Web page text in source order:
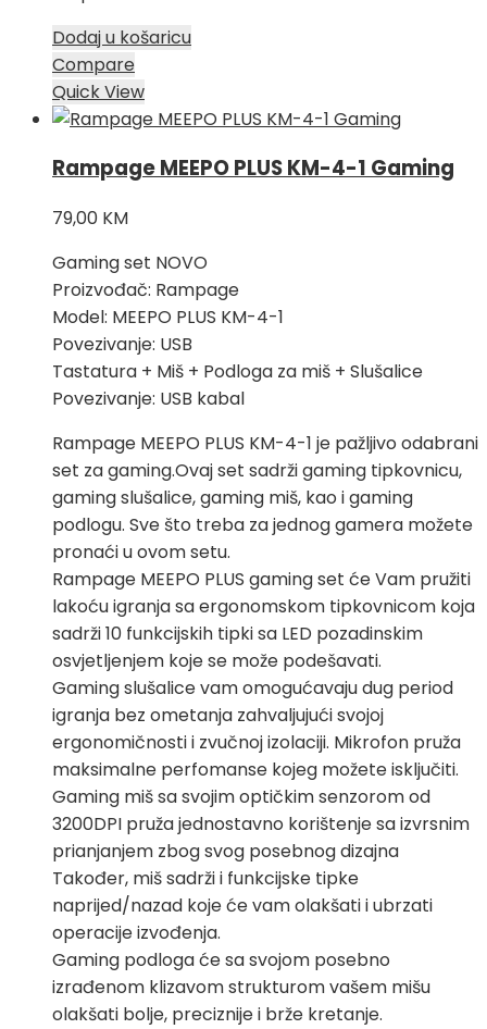
Dodaj u košaricu
Compare
Quick View
Rampage MEEPO PLUS KM-4-1 Gaming
79,00 KM
Gaming set NOVO
Proizvođač: Rampage
Model: MEEPO PLUS KM-4-1
Povezivanje: USB
Tastatura + Miš + Podloga za miš + Slušalice
Povezivanje: USB kabal
Rampage MEEPO PLUS KM-4-1 je pažljivo odabrani
set za gaming.Ovaj set sadrži gaming tipkovnicu,
gaming slušalice, gaming miš, kao i gaming
podlogu. Sve što treba za jednog gamera možete
pronaći u ovom setu.
Rampage MEEPO PLUS gaming set će Vam pružiti
lakoću igranja sa ergonomskom tipkovnicom koja
sadrži 10 funkcijskih tipki sa LED pozadinskim
osvjetljenjem koje se može podešavati.
Gaming slušalice vam omogućavaju dug period
igranja bez ometanja zahvaljujući svojoj
ergonomičnosti i zvučnoj izolaciji. Mikrofon pruža
maksimalne perfomanse kojeg možete isključiti.
Gaming miš sa svojim optičkim senzorom od
3200DPI pruža jednostavno korištenje sa izvrsnim
prianjanjem zbog svog posebnog dizajna
Također, miš sadrži i funkcijske tipke
naprijed/nazad koje će vam olakšati i ubrzati
operacije izvođenja.
Gaming podloga će sa svojom posebno
izrađenom klizavom strukturom vašem mišu
olakšati bolje, preciznije i brže kretanje.